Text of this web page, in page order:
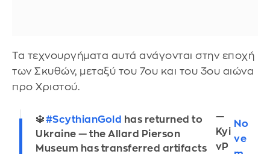
Τα τεχνουργήματα αυτά ανάγονται στην εποχή
των Σκυθών, μεταξύ του 7ου και του 3ου αιώνα
προ Χριστού.
🔱#ScythianGold
has returned to
Ukraine — the Allard Pierson
Museum has transferred artifacts
—
Kyi
vP
No
ve